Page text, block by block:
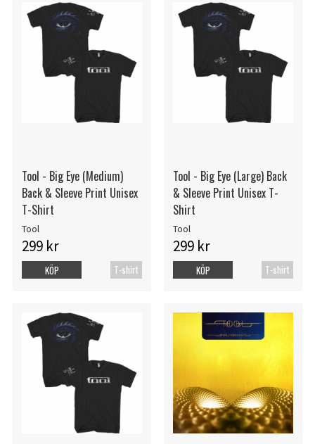
Tool - Big Eye (Medium)
Back & Sleeve Print Unisex
T-Shirt
Tool
299 kr
T-shirt
KÖP
Tool - Big Eye (Large) Back
& Sleeve Print Unisex T-
Shirt
Tool
299 kr
T-shirt
KÖP